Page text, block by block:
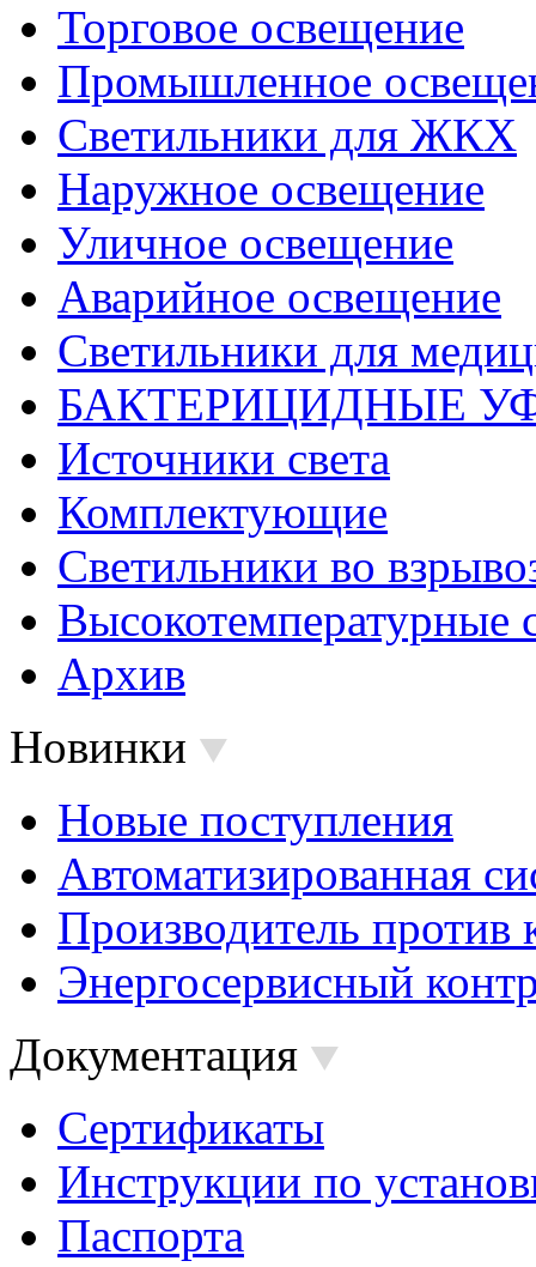
Торговое освещение
Промышленное
Светильники для ЖКХ
Наружное освещение
Уличное освещение
Аварийное освещение
Светильники для
БАКТЕРИЦИДНЫЕ
Источники света
Комплектующие
Светильники во
Высокотемпературные
Архив
Новинки
Новые поступления
Автоматизированная
Производитель против
Энергосервисный
Документация
Сертификаты
Инструкции по
Паспорта